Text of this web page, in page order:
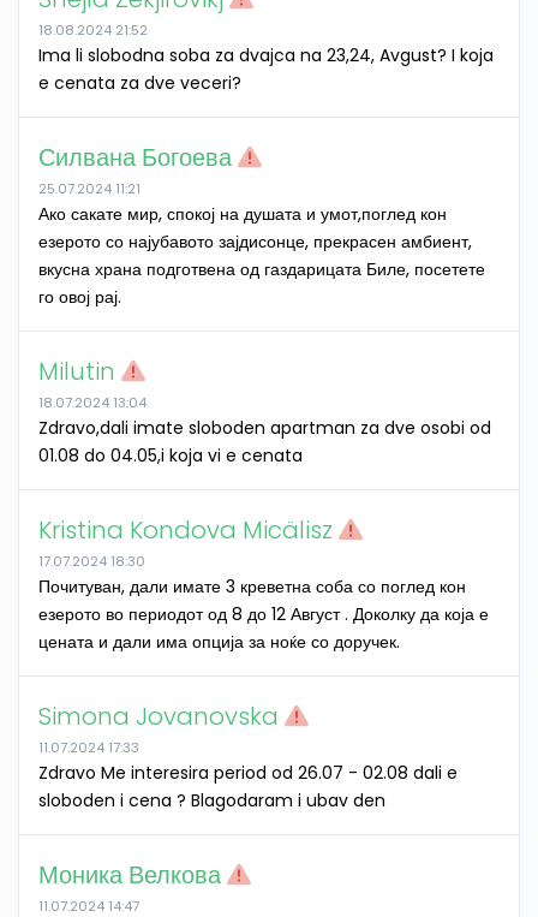
18.08.2024 21:52
Ima li slobodna soba za dvajca na 23,24, Avgust? I koja
e cenata za dve veceri?
Силвана Богоева
25.07.2024 11:21
Ако сакате мир, спокој на душата и умот,поглед кон
езерото со најубавото зајдисонце, прекрасен амбиент,
вкусна храна подготвена од газдарицата Биле, посетете
го овој рај.
Milutin
18.07.2024 13:04
Zdravo,dali imate sloboden apartman za dve osobi od
01.08 do 04.05,i koja vi e cenata
Kristina Kondova Micälisz
17.07.2024 18:30
Почитуван, дали имате 3 креветна соба со поглед кон
езерото во периодот од 8 до 12 Август . Доколку да која е
цената и дали има опција за ноќе со доручек.
Simona Jovanovska
11.07.2024 17:33
Zdravo Me interesira period od 26.07 - 02.08 dali e
sloboden i cena ? Blagodaram i ubav den
Моника Велкова
11.07.2024 14:47